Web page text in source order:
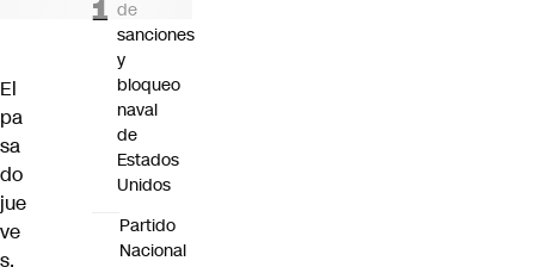
El
pa
sa
do
jue
ve
s,
de
sanciones
y
bloqueo
naval
de
Estados
Unidos
Partido
Nacional